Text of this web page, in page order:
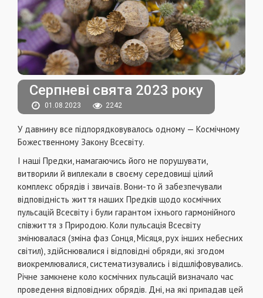
Серпневі свята 2023 року
01.08.2023 2242
У давнину все підпорядковувалось одному — Космічному
Божественному Закону Всесвіту.
І наші Предки, намагаючись його не порушувати,
витворили й виплекали в своєму середовищі цілий
комплекс обрядів і звичаїв. Вони-то й забезпечували
відповідність життя наших Предків щодо космічних
пульсацій Всесвіту і були гарантом їхнього гармонійного
співжиття з Природою. Коли пульсація Всесвіту
змінювалася (зміна фаз Сонця, Місяця, рух інших небесних
світил), здійснювалися і відповідні обряди, які згодом
виокремлювалися, систематизувались і відшліфовувались.
Річне замкнене коло космічних пульсацій визначало час
проведення відповідних обрядів. Дні, на які припадав цей